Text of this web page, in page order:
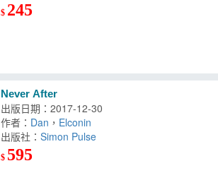
$ 245
Never After
出版日期：2017-12-30
作者： Dan ， Elconin
出版社：Simon Pulse
$ 595